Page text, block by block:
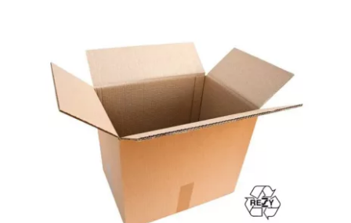
AJOUTER AU PANIER
/